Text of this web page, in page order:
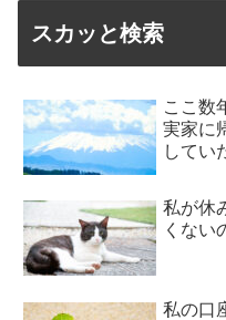
スカッと検索
ここ数
実家に
してい
私が休
くない
私の口